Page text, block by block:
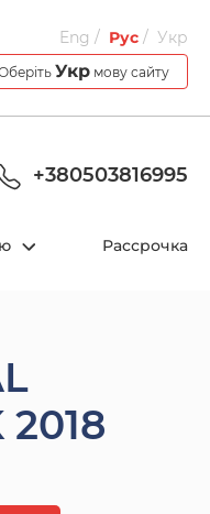
Eng Рус Укр
Укр мову сайту
+380503816995
Рассрочка
2018